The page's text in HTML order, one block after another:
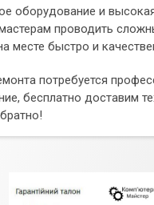
оборудование и
проводить
месте быстро и
потребуется
бесплатно доставим